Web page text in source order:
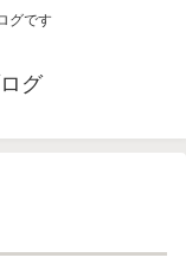
グです
グ